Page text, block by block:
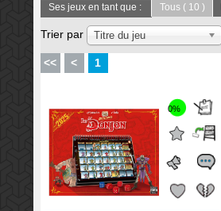
Ses jeux en tant que : Tous( 10 )
Trier par Titre du jeu
<< < 1
0%